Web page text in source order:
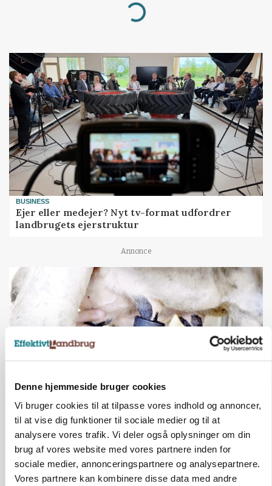
Denne hjemmeside bruger cookies
Vi bruger cookies til at tilpasse vores indhold og annoncer,
til at vise dig funktioner til sociale medier og til at
analysere vores trafik. Vi deler også oplysninger om din
brug af vores website med vores partnere inden for
sociale medier, annonceringspartnere og analysepartnere.
Vores partnere kan kombinere disse data med andre
Loading...
BUSINESS
Ejer eller medejer? Nyt tv-format udfordrer
landbrugets ejerstruktur
Annonce
MARKED
Russisk mælkepris dykker 23 procent
Annonce
BUSINESS